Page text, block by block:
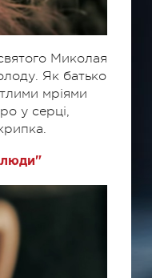
Миколая
Як батько
мріями
у серці,
люди"